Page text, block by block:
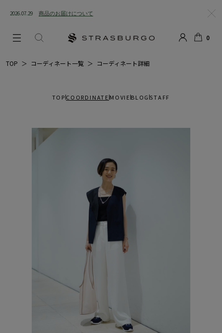
2026.07.29 商品のお届けについて
る
0
TOP ＞ コーディネート一覧 ＞ コーディネート詳細
TOP COORDINATE MOVIE BLOG STAFF